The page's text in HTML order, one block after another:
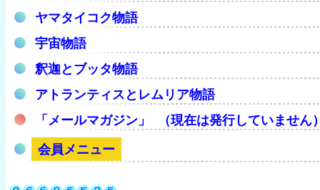
ヤマタイコク物語
宇宙物語
釈迦とブッタ物語
アトランティスとレムリア物語
「メールマガジン」 （現在は発行していません
会員メニュー